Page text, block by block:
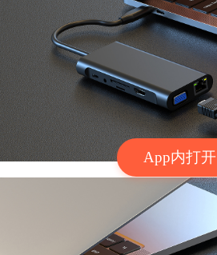
App内打开